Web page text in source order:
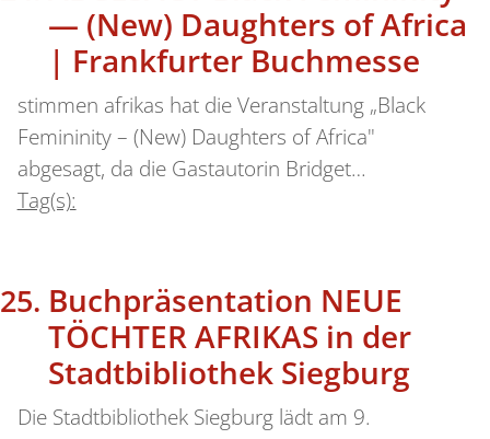
— (New) Daughters of Africa
| Frankfurter Buchmesse
stimmen afrikas hat die Veranstaltung „Black
Femininity – (New) Daughters of Africa"
abgesagt, da die Gastautorin Bridget…
Tag(s):
Buchpräsentation NEUE
TÖCHTER AFRIKAS in der
Stadtbibliothek Siegburg
Die Stadtbibliothek Siegburg lädt am 9.